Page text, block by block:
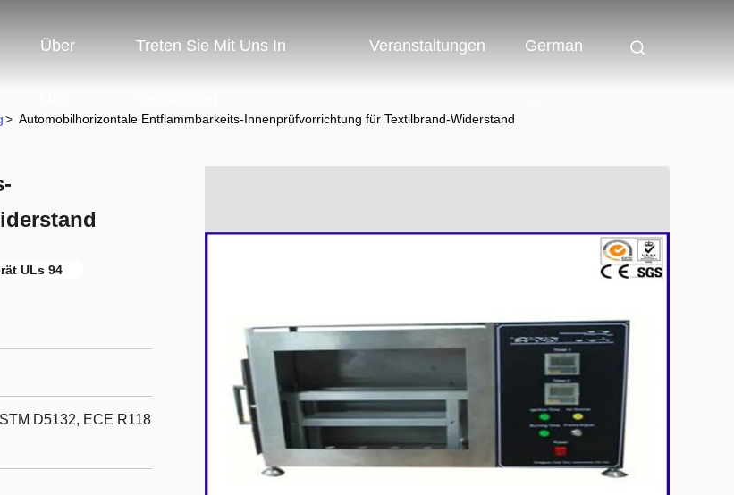
Über Treten Sie Mit Uns In Veranstaltungen German
> Automobilhorizontale Entflammbarkeits-Innenprüfvorrichtung für Textilbrand-Widerstand
ULs 94
D5132, ECE R118